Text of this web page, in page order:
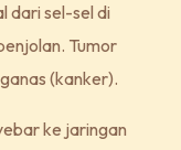
dari sel-sel di
Tumor
(kanker).
ke jaringan